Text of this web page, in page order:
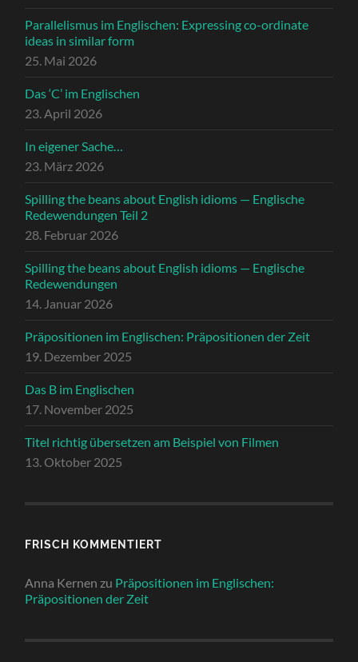
Parallelismus im Englischen: Expressing co-ordinate
ideas in similar form
25. Mai 2026
Das ‘C’ im Englischen
23. April 2026
In eigener Sache…
23. März 2026
Spilling the beans about English idioms — Englische
Redewendungen Teil 2
28. Februar 2026
Spilling the beans about English idioms — Englische
Redewendungen
14. Januar 2026
Präpositionen im Englischen: Präpositionen der Zeit
19. Dezember 2025
Das B im Englischen
17. November 2025
Titel richtig übersetzen am Beispiel von Filmen
13. Oktober 2025
FRISCH KOMMENTIERT
Anna Kernen zu Präpositionen im Englischen:
Präpositionen der Zeit